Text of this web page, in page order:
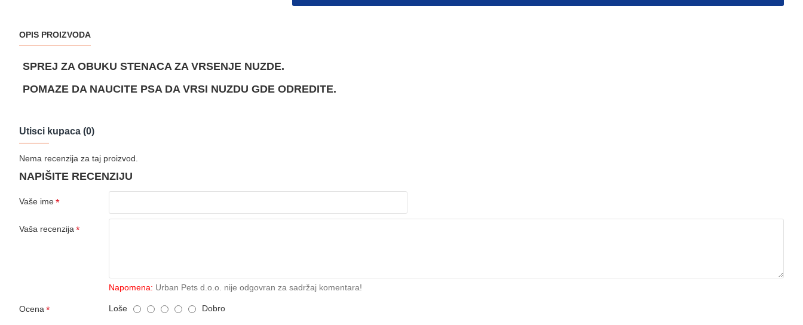
OPIS PROIZVODA
SPREJ ZA OBUKU STENACA ZA VRSENJE NUZDE.
POMAZE DA NAUCITE PSA DA VRSI NUZDU GDE ODREDITE.
Utisci kupaca (0)
Nema recenzija za taj proizvod.
NAPIŠITE RECENZIJU
Vaše ime
Vaša recenzija
Napomena: Urban Pets d.o.o. nije odgovran za sadržaj komentara!
Ocena Loše Dobro